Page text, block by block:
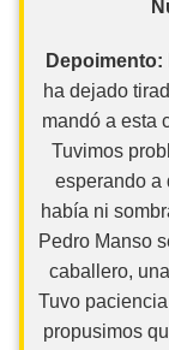
Depoimento:
ha dejado
mandó a esta
Tuvimos
esperando a
había ni
Pedro Manso
caballero,
Tuvo
propusimos